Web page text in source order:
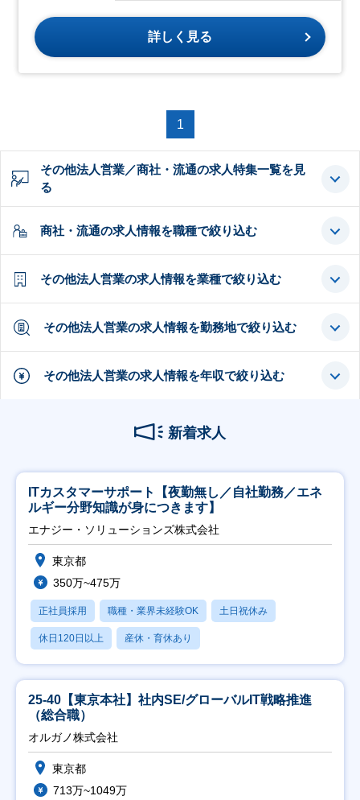
詳しく見る
1
その他法人営業／商社・流通の求人特集一覧を見
る
商社・流通の求人情報を職種で絞り込む
その他法人営業の求人情報を業種で絞り込む
その他法人営業の求人情報を勤務地で絞り込む
その他法人営業の求人情報を年収で絞り込む
新着求人
ITカスタマーサポート【夜勤無し／自社勤務／エネ
ルギー分野知識が身につきます】
エナジー・ソリューションズ株式会社
東京都
350万~475万
正社員採用 職種・業界未経験OK 土日祝休み
休日120日以上 産休・育休あり
25-40【東京本社】社内SE/グローバルIT戦略推進
（総合職）
オルガノ株式会社
東京都
713万~1049万